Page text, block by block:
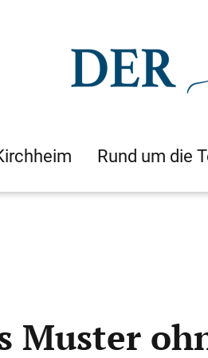
Rund um die
Muster